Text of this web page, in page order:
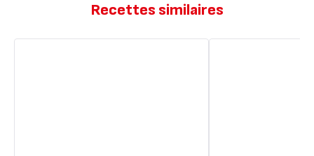
Recettes similaires